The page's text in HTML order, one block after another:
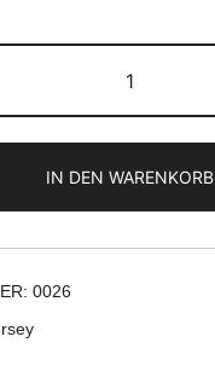
IN DEN WARENKORB
0026